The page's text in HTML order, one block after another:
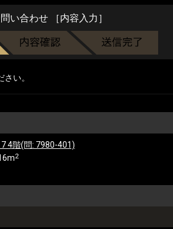
い合わせ ［内容入力］
い。
4階(問: 7980-401)
2